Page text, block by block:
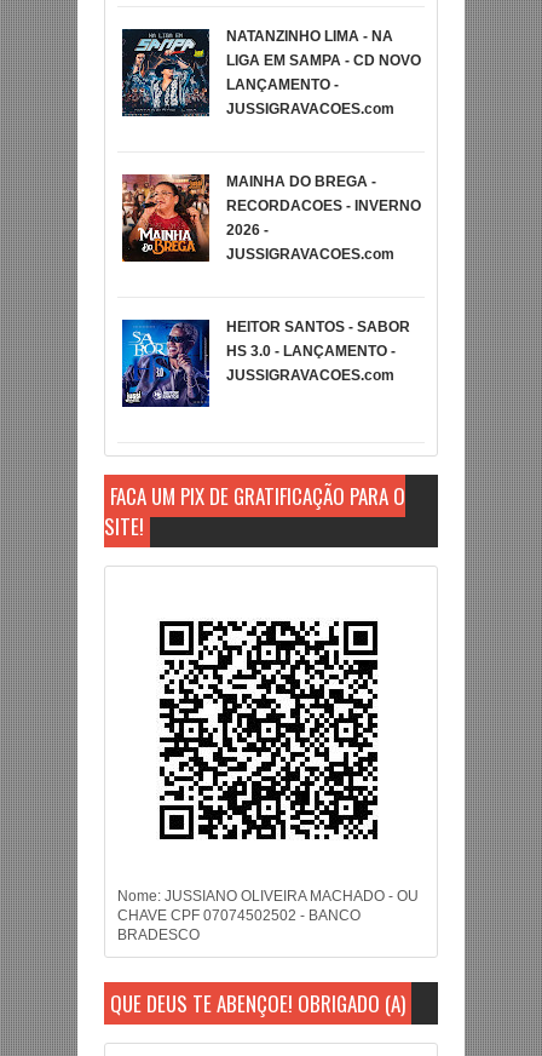
NATANZINHO LIMA - NA
LIGA EM SAMPA - CD NOVO
LANÇAMENTO -
JUSSIGRAVACOES.com
MAINHA DO BREGA -
RECORDACOES - INVERNO
2026 -
JUSSIGRAVACOES.com
HEITOR SANTOS - SABOR
HS 3.0 - LANÇAMENTO -
JUSSIGRAVACOES.com
FAÇA UM PIX DE GRATIFICAÇÃO PARA O
SITE!
Nome: JUSSIANO OLIVEIRA MACHADO - OU
CHAVE CPF 07074502502 - BANCO
BRADESCO
QUE DEUS TE ABENÇOE! OBRIGADO (A)